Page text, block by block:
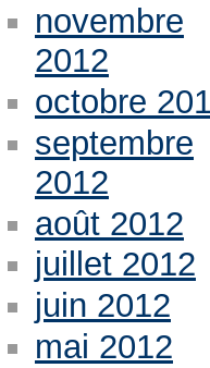
novembre
2012
octobre
septembre
2012
août 2012
juillet 2012
juin 2012
mai 2012